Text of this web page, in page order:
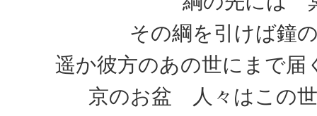
その綱を引けば鐘
遥か彼方のあの世にまで届
京のお盆 人々はこの